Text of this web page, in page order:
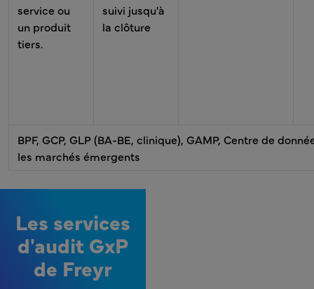
service ou
un produit
tiers.
suivi jusqu'à
la clôture
BPF, GCP, GLP (BA-BE, clinique), GAMP, Centre de
les marchés émergents
Les services
d'audit GxP
de Freyr